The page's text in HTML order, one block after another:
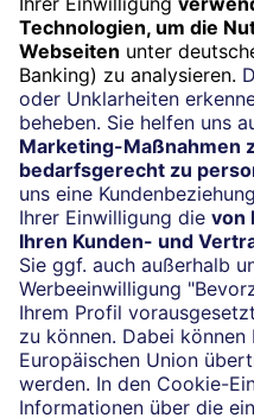
Jetzt anmelden
Impressum